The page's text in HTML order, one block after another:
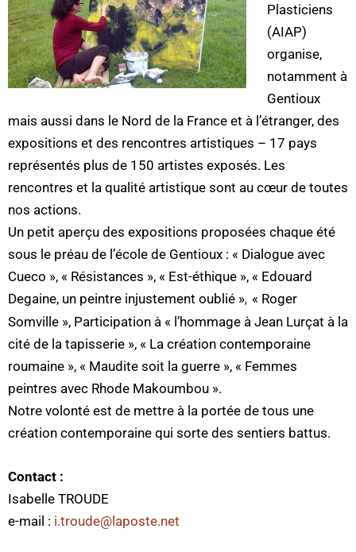
Plasticiens
(AIAP)
organise,
notamment à
Gentioux
mais aussi dans le Nord de la France et à l’étranger, des
expositions et des rencontres artistiques – 17 pays
représentés plus de 150 artistes exposés. Les
rencontres et la qualité artistique sont au cœur de toutes
nos actions.
Un petit aperçu des expositions proposées chaque été
sous le préau de l’école de Gentioux : « Dialogue avec
Cueco », « Résistances », « Est-éthique », « Edouard
Degaine, un peintre injustement oublié », « Roger
Somville », Participation à « l’hommage à Jean Lurçat à la
cité de la tapisserie », « La création contemporaine
roumaine », « Maudite soit la guerre », « Femmes
peintres avec Rhode Makoumbou ».
Notre volonté est de mettre à la portée de tous une
création contemporaine qui sorte des sentiers battus.
Contact :
Isabelle TROUDE
e-mail : i.troude@laposte.net